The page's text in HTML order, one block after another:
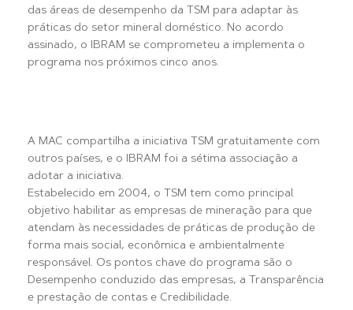
das áreas de desempenho da TSM para adaptar às
práticas do setor mineral doméstico. No acordo
assinado, o IBRAM se comprometeu a implementa o
programa nos próximos cinco anos.
A MAC compartilha a iniciativa TSM gratuitamente com
outros países, e o IBRAM foi a sétima associação a
adotar a iniciativa.
Estabelecido em 2004, o TSM tem como principal
objetivo habilitar as empresas de mineração para que
atendam às necessidades de práticas de produção de
forma mais social, econômica e ambientalmente
responsável. Os pontos chave do programa são o
Desempenho conduzido das empresas, a Transparência
e prestação de contas e Credibilidade.